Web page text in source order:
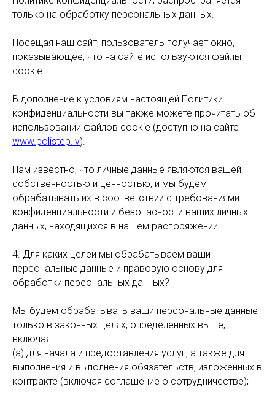
только на обработку персональных данных.
Посещая наш сайт, пользователь получает окно,
показывающее, что на сайте используются файлы
cookie.
В дополнение к условиям настоящей Политики
конфиденциальности вы также можете прочитать об
использовании файлов cookie (доступно на сайте
www.polistep.lv).
Нам известно, что личные данные являются вашей
собственностью и ценностью, и мы будем
обрабатывать их в соответствии с требованиями
конфиденциальности и безопасности ваших личных
данных, находящихся в нашем распоряжении.
4. Для каких целей мы обрабатываем ваши
персональные данные и правовую основу для
обработки персональных данных?
Мы будем обрабатывать ваши персональные данные
только в законных целях, определенных выше,
включая:
(а) для начала и предоставления услуг, а также для
выполнения и выполнения обязательств, изложенных в
контракте (включая соглашение о сотрудничестве);